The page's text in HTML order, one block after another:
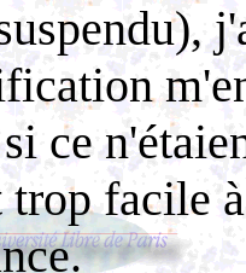
ce
trop facile